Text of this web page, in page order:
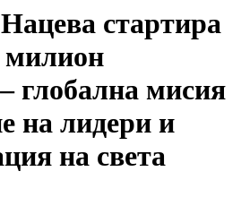
стартира
милион
глобална мисия
на лидери и
на света